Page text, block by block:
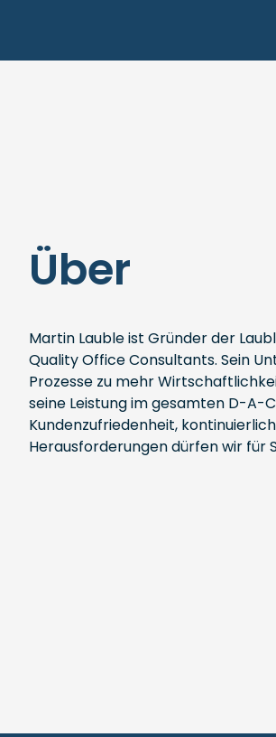
Über
Martin Lauble ist Gründer der
Quality Office Consultants. Sein
Prozesse zu mehr
seine Leistung im gesamten D-A-
Kundenzufriedenheit,
Herausforderungen dürfen wir für